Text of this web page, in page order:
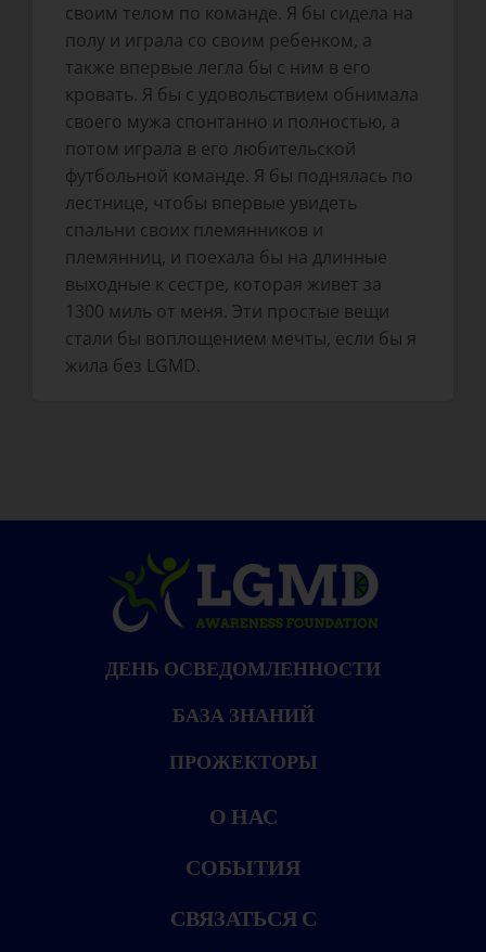
своим телом по команде. Я бы сидела на
полу и играла со своим ребенком, а
также впервые легла бы с ним в его
кровать. Я бы с удовольствием обнимала
своего мужа спонтанно и полностью, а
потом играла в его любительской
футбольной команде. Я бы поднялась по
лестнице, чтобы впервые увидеть
спальни своих племянников и
племянниц, и поехала бы на длинные
выходные к сестре, которая живет за
1300 миль от меня. Эти простые вещи
стали бы воплощением мечты, если бы я
жила без LGMD.
ДЕНЬ ОСВЕДОМЛЕННОСТИ
БАЗА ЗНАНИЙ
ПРОЖЕКТОРЫ
О НАС
СОБЫТИЯ
СВЯЗАТЬСЯ С